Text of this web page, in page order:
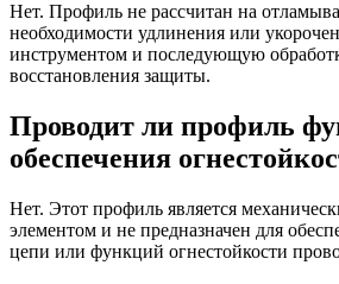
Нет. Профиль не рассчитан на
необходимости удлинения или
инструментом и последующую
восстановления защиты.
Проводит ли профиль
обеспечения
Нет. Этот профиль является
элементом и не предназначен для
цепи или функций огнестойкости